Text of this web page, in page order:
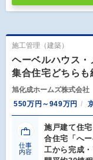
施工管理（建築）
ヘーベルハウス・
集合住宅どちらも
旭化成ホームズ株式会社
550万円～949万円
仕事
内容
施戸建て住
合住宅「へ
工から完成